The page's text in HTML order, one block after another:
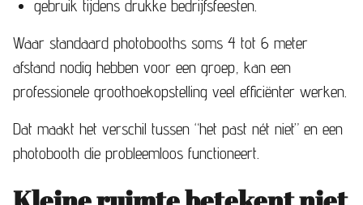
gebruik tijdens drukke bedrijfsfeesten.
Waar standaard photobooths soms 4 tot 6 meter
afstand nodig hebben voor een groep, kan een
professionele groothoekopstelling veel efficiënter werken.
Dat maakt het verschil tussen “het past nét niet” en een
photobooth die probleemloos functioneert.